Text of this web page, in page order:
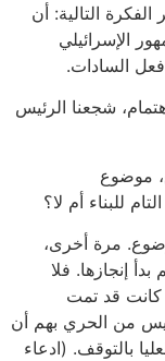
التالية: أن
الإسرائيلي
السادات.
شجعنا الرئيس
موضوع
للبناء أم لا؟
مرة أخرى،
إنجازها. فلا
كانت قد تمت
من الحري بهم أن
بالتوقف. (ادعاء